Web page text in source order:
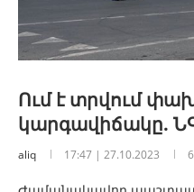
Ում է տրվում
կարգավիճակը.
aliq 17:47 | 27.10.2023